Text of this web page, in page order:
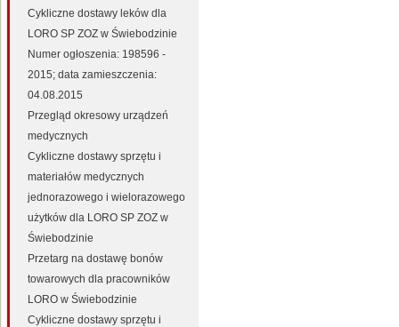
Cykliczne dostawy leków dla
LORO SP ZOZ w Świebodzinie
Numer ogłoszenia: 198596 -
2015; data zamieszczenia:
04.08.2015
Przegląd okresowy urządzeń
medycznych
Cykliczne dostawy sprzętu i
materiałów medycznych
jednorazowego i wielorazowego
użytków dla LORO SP ZOZ w
Świebodzinie
Przetarg na dostawę bonów
towarowych dla pracowników
LORO w Świebodzinie
Cykliczne dostawy sprzętu i